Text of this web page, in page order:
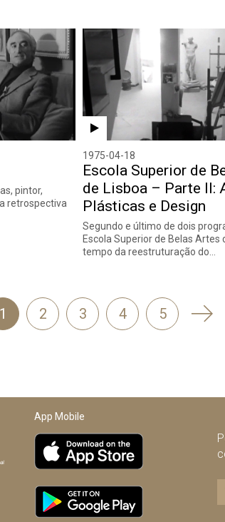
pintor,
retrospectiva
1975-04-18
Escola Superior de
de Lisboa – Parte II:
Plásticas e Design
Segundo e último de dois
Escola Superior de Belas Artes
tempo da reestruturação do…
1 2 3 4 5
App Mobile